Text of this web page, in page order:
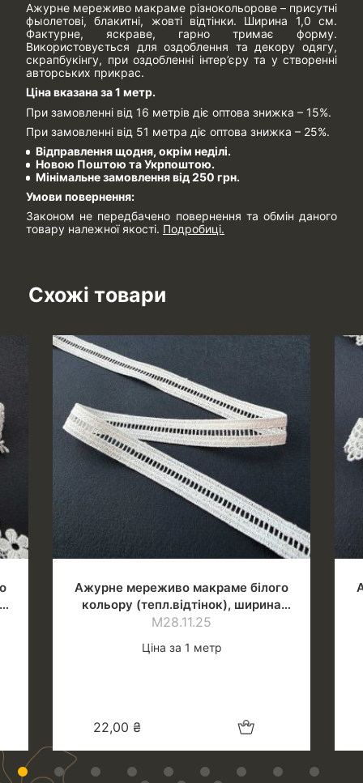
Ажурне мереживо макраме різнокольорове – присутні
фыолетові, блакитні, жовті відтінки. Ширина 1,0 см.
Фактурне, яскраве, гарно тримає форму.
Використовується для оздоблення та декору одягу,
скрапбукінгу, при оздобленні інтер’єру та у створенні
авторських прикрас.
Ціна вказана за 1 метр.
При замовленні від 16 метрів діє оптова знижка – 15%.
При замовленні від 51 метра діє оптова знижка – 25%.
Відправлення щодня, окрім неділі.
Новою Поштою та Укрпоштою.
Мінімальне замовлення від 250 грн.
Умови повернення:
Законом не передбачено повернення та обмін даного
товару належної якості. Подробиці.
Схожі товари
Ажурне мереживо макраме білого
кольору (тепл.відтінок), ширина
1.4 см
М28.11.25
Ціна за 1 метр
22,00 ₴ Додати в кошик
1 2 3 4 5 6 7 8
9